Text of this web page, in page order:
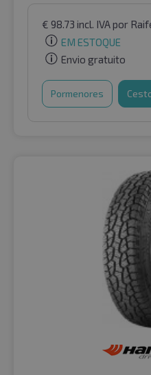
€ 98.73 incl. IVApor
EM ESTOQUE
Envio gratuito
Pormenores